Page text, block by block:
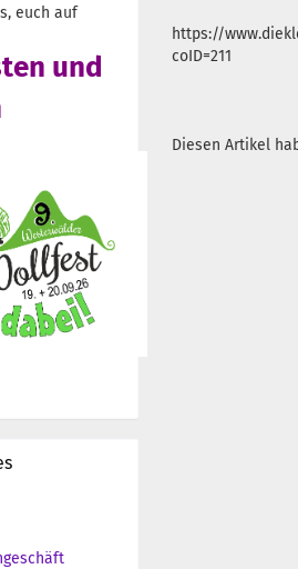
https://
coID=211
Diesen Artikel
euch auf
und